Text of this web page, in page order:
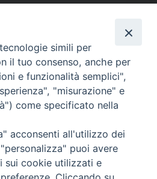
simili per
il tuo consenso, anche per
e funzionalità semplici",
"misurazione" e
come specificato nella
acconsenti all'utilizzo dei
puoi avere
sui cookie utilizzati e